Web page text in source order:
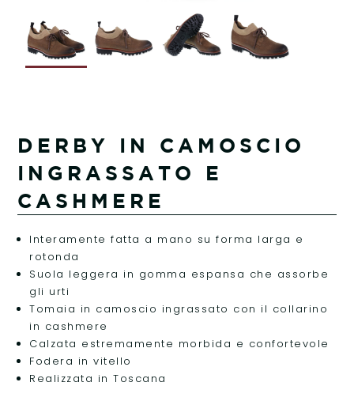
DERBY IN CAMOSCIO
INGRASSATO E
CASHMERE
Interamente fatta a mano su forma larga e
rotonda
Suola leggera in gomma espansa che assorbe
gli urti
Tomaia in camoscio ingrassato con il collarino
in cashmere
Calzata estremamente morbida e confortevole
Fodera in vitello
Realizzata in Toscana